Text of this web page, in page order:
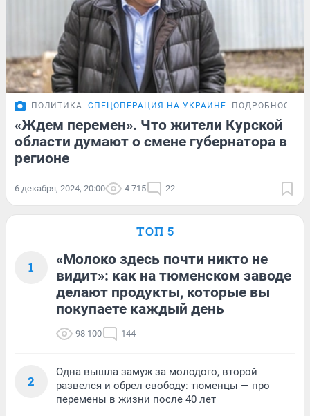
ПОЛИТИКА СПЕЦОПЕРАЦИЯ НА УКРАИНЕ ПОДРОБНОСТИ
«Ждем перемен». Что жители Курской
области думают о смене губернатора в
регионе
6 декабря, 2024, 20:00 4 715 22
ТОП 5
1
«Молоко здесь почти никто не
видит»: как на тюменском заводе
делают продукты, которые вы
покупаете каждый день
98 100 144
2
Одна вышла замуж за молодого, второй
развелся и обрел свободу: тюменцы — про
перемены в жизни после 40 лет